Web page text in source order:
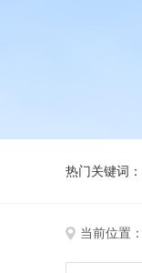
热门关键词：
当前位置：